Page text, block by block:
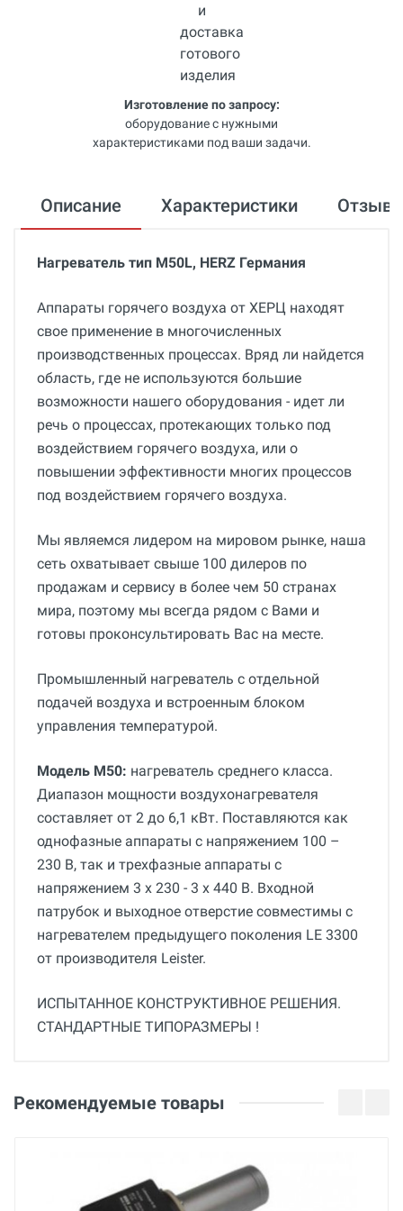
Изготовление по запросу:
оборудование с нужными
характеристиками под ваши задачи.
Описание Характеристики
Нагреватель тип M50L, HERZ Германия
Аппараты горячего воздуха от ХЕРЦ находят
свое применение в многочисленных
производственных процессах. Вряд ли найдется
область, где не используются большие
возможности нашего оборудования - идет ли
речь о процессах, протекающих только под
воздействием горячего воздуха, или о
повышении эффективности многих процессов
под воздействием горячего воздуха.
Мы являемся лидером на мировом рынке, наша
сеть охватывает свыше 100 дилеров по
продажам и сервису в более чем 50 странах
мира, поэтому мы всегда рядом с Вами и
готовы проконсультировать Вас на месте.
Промышленный нагреватель с отдельной
подачей воздуха и встроенным блоком
управления температурой.
Модель M50: нагреватель среднего класса.
Диапазон мощности воздухонагревателя
составляет от 2 до 6,1 кВт. Поставляются как
однофазные аппараты с напряжением 100 –
230 В, так и трехфазные аппараты с
напряжением 3 x 230 - 3 x 440 В. Входной
патрубок и выходное отверстие совместимы с
нагревателем предыдущего поколения LE 3300
от производителя Leister.
ИСПЫТАННОЕ КОНСТРУКТИВНОЕ РЕШЕНИЯ.
СТАНДАРТНЫЕ ТИПОРАЗМЕРЫ !
12 месяцев
Оценка
Рекомендуемые товары